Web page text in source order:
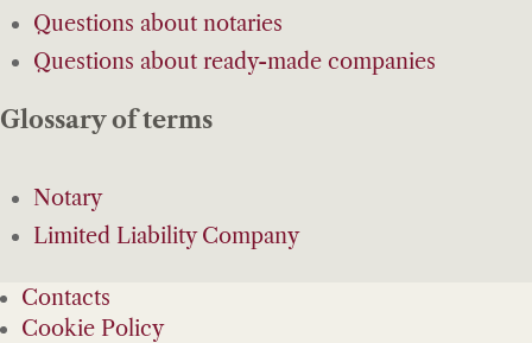
Questions about notaries
Questions about ready-made companies
Glossary of terms
Notary
Limited Liability Company
Contacts
Cookie Policy